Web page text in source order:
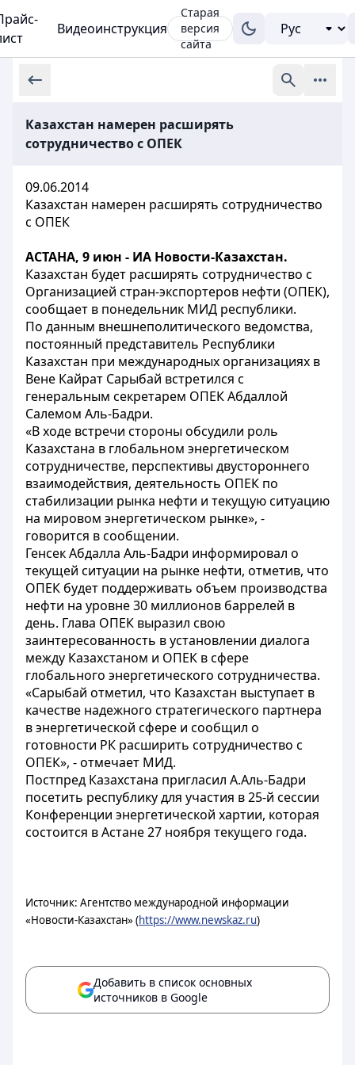
Видеоинструкция
Старая
версия
сайта
Казахстан намерен расширять
сотрудничество с ОПЕК
09.06.2014
Казахстан намерен расширять сотрудничество
с ОПЕК
АСТАНА, 9 июн - ИА Новости-Казахстан.
Казахстан будет расширять сотрудничество с
Организацией стран-экспортеров нефти (ОПЕК),
сообщает в понедельник МИД республики.
По данным внешнеполитического ведомства,
постоянный представитель Республики
Казахстан при международных организациях в
Вене Кайрат Сарыбай встретился с
генеральным секретарем ОПЕК Абдаллой
Салемом Аль-Бадри.
«В ходе встречи стороны обсудили роль
Казахстана в глобальном энергетическом
сотрудничестве, перспективы двустороннего
взаимодействия, деятельность ОПЕК по
стабилизации рынка нефти и текущую ситуацию
на мировом энергетическом рынке», -
говорится в сообщении.
Генсек Абдалла Аль-Бадри информировал о
текущей ситуации на рынке нефти, отметив, что
ОПЕК будет поддерживать объем производства
нефти на уровне 30 миллионов баррелей в
день. Глава ОПЕК выразил свою
заинтересованность в установлении диалога
между Казахстаном и ОПЕК в сфере
глобального энергетического сотрудничества.
«Сарыбай отметил, что Казахстан выступает в
качестве надежного стратегического партнера
в энергетической сфере и сообщил о
готовности РК расширить сотрудничество с
ОПЕК», - отмечает МИД.
Постпред Казахстана пригласил А.Аль-Бадри
посетить республику для участия в 25-й сессии
Конференции энергетической хартии, которая
состоится в Астане 27 ноября текущего года.
Источник: Агентство международной информации
«Новости-Казахстан» (https://www.newskaz.ru)
Добавить в список основных
источников в Google